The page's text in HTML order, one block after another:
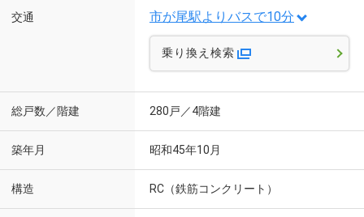
交通 市が尾駅よりバスで10分
乗り換え検索
総戸数／階建 280戸／4階建
築年月 昭和45年10月
構造 RC（鉄筋コンクリート）